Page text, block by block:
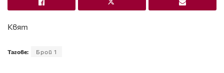
Квят
Тагове: Брой 1